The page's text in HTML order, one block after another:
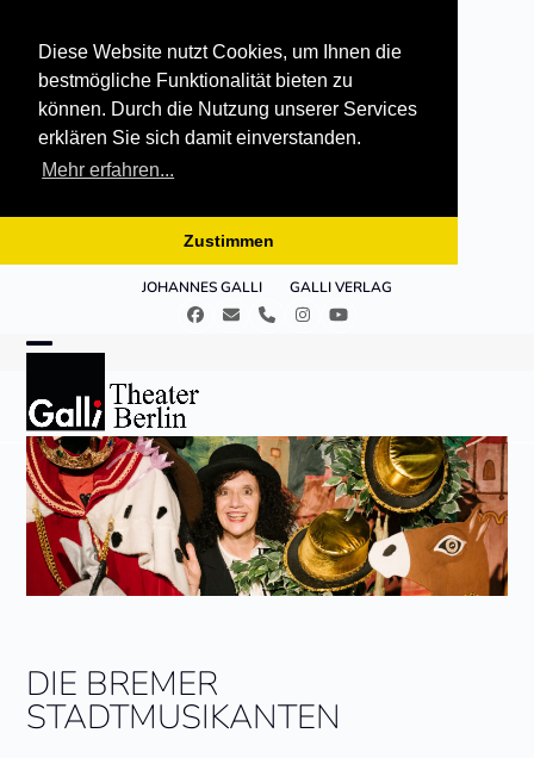
Diese Website nutzt Cookies, um Ihnen die
bestmögliche Funktionalität bieten zu
können. Durch die Nutzung unserer Services
erklären Sie sich damit einverstanden.
Mehr erfahren...
Zustimmen
JOHANNES GALLI GALLI VERLAG
Facebook
E- TelefonInstagramYouTube
mobile
menu
mobile
menu
DIE BREMER
STADTMUSIKANTEN